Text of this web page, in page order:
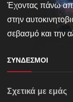
Έχοντας πάνω από
στην
σεβασμό και την
ΣΎΝΔΕΣΜΟΙ
Σχετικά με εμάς